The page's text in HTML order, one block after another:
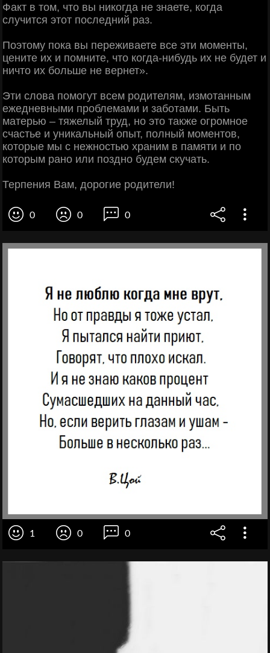
Факт в том, что вы никогда не знаете, когда
случится этот последний раз.
Поэтому пока вы переживаете все эти моменты,
цените их и помните, что когда-нибудь их не будет и
ничто их больше не вернет».
Эти слова помогут всем родителям, измотанным
ежедневными проблемами и заботами. Быть
матерью – тяжелый труд, но это также огромное
счастье и уникальный опыт, полный моментов,
которые мы с нежностью храним в памяти и по
которым рано или поздно будем скучать.
Терпения Вам, дорогие родители!
0 0 0
1 0 0